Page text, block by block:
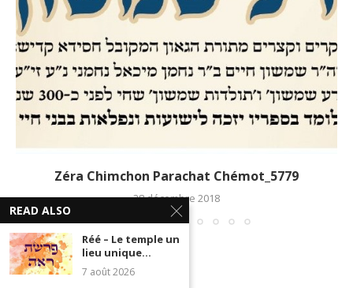
Zéra Chimchon Parachat Chémot_5779
28 décembre 2018
READ ALSO
Réé – Le temple un
lieu unique...
7 août 2026